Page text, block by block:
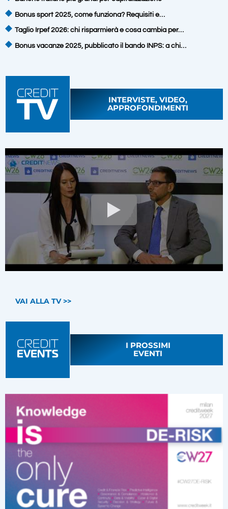
Bonus sport 2025, come funziona? Requisiti e…
Taglio Irpef 2026: chi risparmierà e cosa cambia per…
Bonus vacanze 2025, pubblicato il bando INPS: a chi…
INTERVISTE, VIDEO,
APPROFONDIMENTI
VAI ALLA TV >>
I PROSSIMI
EVENTI